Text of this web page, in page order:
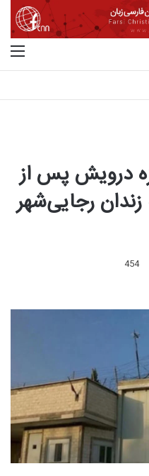
درویش پس از
رجایی‌شهر
454